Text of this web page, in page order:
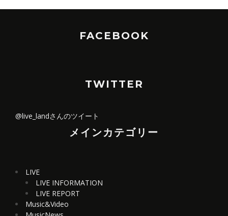
FACEBOOK
TWITTER
@live_landさんのツイート
メインカテゴリー
LIVE
LIVE INFORMATION
LIVE REPORT
Music&Video